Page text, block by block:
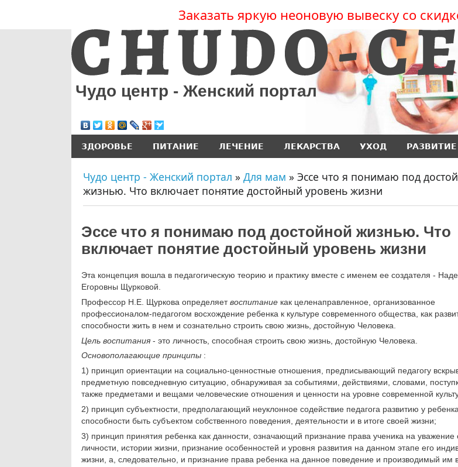
Заказать яркую неоновую вывеску со
Чудо центр - Женский портал
ЗДОРОВЬЕ ПИТАНИЕ ЛЕЧЕНИЕ ЛЕКАРСТВА УХОД РАЗВИТИЕ
Чудо центр - Женский портал » Для мам » Эссе что я понимаю под
жизнью. Что включает понятие достойный уровень жизни
Эссе что я понимаю под достойной жизнью. Что
включает понятие достойный уровень жизни
Эта концепция вошла в педагогическую теорию и прак­тику вместе с именем ее создателя -
Егоровны Щурковой.
Профессор Н.Е. Щуркова определяетвоспитание как целе­направленное, организованное
профессионалом-педагогом вос­хождение ребенка к культуре современного общества, как
способности жить в нем и сознательно строить свою жизнь, достойную Человека.
Цель воспитания - это личность, способная строить свою жизнь, достойную Человека.
Основополагающие принципы :
1) принцип ориентации на социально-ценностные отноше­ния, предписывающий педагогу
предметную повседневную ситуацию, обнаруживая за событиями, действиями, сло­вами,
также предметами и вещами человеческие отношения и ценности на уровне современной
2) принцип субъектности, предполагающий неуклонное содействие педагога развитию у ребенка
способности быть субъектом собственного поведения, деятельности и в итоге своей жизни;
3) принцип принятия ребенка как данности, означаю­щий признание права ученика на уважение
личности, истории жизни, признание особенностей и уровня развития на данном этапе его
жизни, а, следователь­но, и признание права ребенка на данное поведение и производимый им